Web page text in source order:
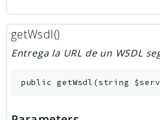
getWsdl()
Entrega la URL de un WSDL
public getWsdl (string